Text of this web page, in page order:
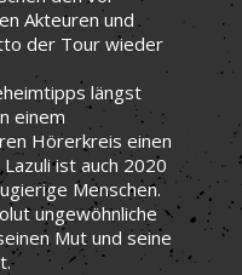
Akteuren und
der Tour wieder
längst
einem
Hörerkreis einen
ist auch 2020
Menschen.
ungewöhnliche
Mut und seine